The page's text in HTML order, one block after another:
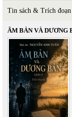
Tin sách & Trích đoạn
ÂM BẢN VÀ DƯƠNG